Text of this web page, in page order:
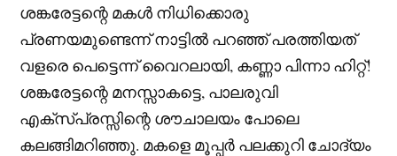
ശങ്കരേട്ടന്റെ മകൾ നിധിക്കൊരു
പ്രണയമുണ്ടെന്ന് നാട്ടിൽ പറഞ്ഞ് പരത്തിയത്
വളരെ പെട്ടെന്ന് വൈറലായി, കണ്ണാ പിന്നാ ഹിറ്റ്!
ശങ്കരേട്ടന്റെ മനസ്സാകട്ടെ, പാലരുവി
എക്സ്പ്രസ്സിന്റെ ശൗചാലയം പോലെ
കലങ്ങിമറിഞ്ഞു. മകളെ മൂപ്പർ പലക്കുറി ചോദ്യം